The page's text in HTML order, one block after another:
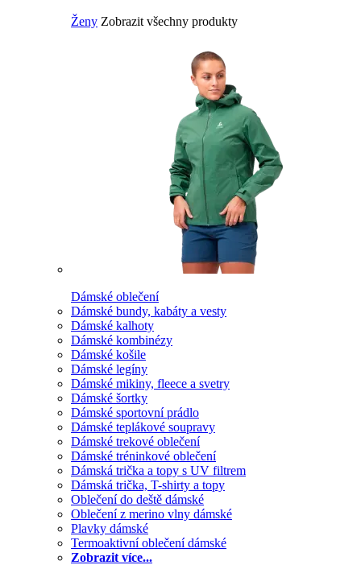
Ženy Zobrazit všechny produkty
Dámské oblečení
Dámské bundy, kabáty a vesty
Dámské kalhoty
Dámské kombinézy
Dámské košile
Dámské legíny
Dámské mikiny, fleece a svetry
Dámské šortky
Dámské sportovní prádlo
Dámské teplákové soupravy
Dámské trekové oblečení
Dámské tréninkové oblečení
Dámská trička a topy s UV filtrem
Dámská trička, T-shirty a topy
Oblečení do deště dámské
Oblečení z merino vlny dámské
Plavky dámské
Termoaktivní oblečení dámské
Zobrazit více...